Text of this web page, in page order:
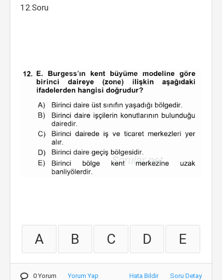
12.Soru
A B C D E
0 Yorum Yorum Yap Hata Bildir Soru Detay